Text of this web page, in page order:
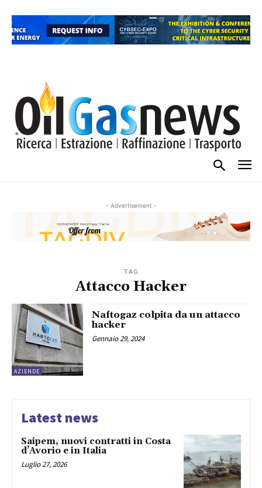
- Advertisement -
TAG
Attacco Hacker
AZIENDE
Naftogaz colpita da un attacco
hacker
Gennaio 29, 2024
Latest news
Saipem, nuovi contratti in Costa
d’Avorio e in Italia
Luglio 27, 2026